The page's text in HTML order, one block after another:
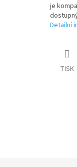
je
Detailní
TISK